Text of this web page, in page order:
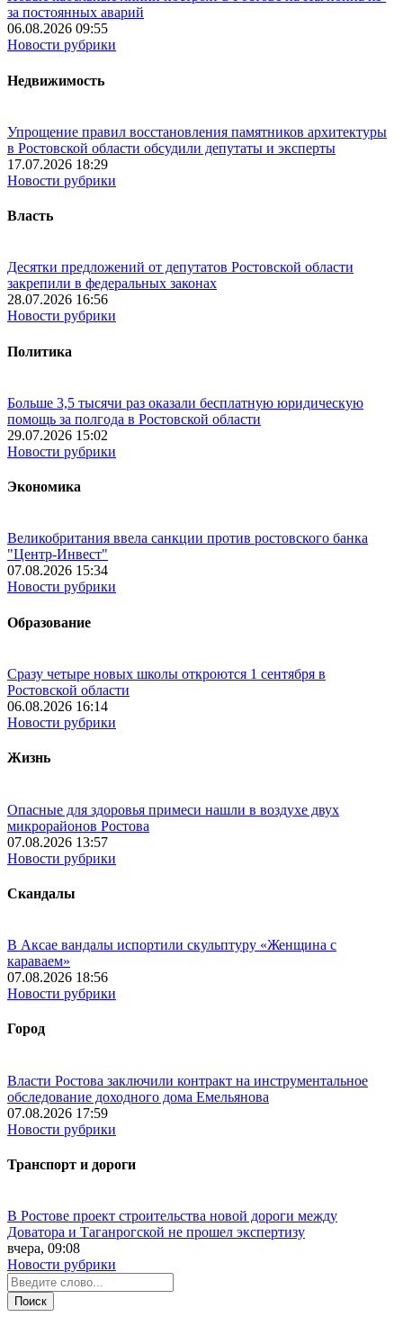
за постоянных аварий
06.08.2026 09:55
Новости рубрики
Недвижимость
Упрощение правил восстановления памятников архитектуры
в Ростовской области обсудили депутаты и эксперты
17.07.2026 18:29
Новости рубрики
Власть
Десятки предложений от депутатов Ростовской области
закрепили в федеральных законах
28.07.2026 16:56
Новости рубрики
Политика
Больше 3,5 тысячи раз оказали бесплатную юридическую
помощь за полгода в Ростовской области
29.07.2026 15:02
Новости рубрики
Экономика
Великобритания ввела санкции против ростовского банка
"Центр-Инвест"
07.08.2026 15:34
Новости рубрики
Образование
Сразу четыре новых школы откроются 1 сентября в
Ростовской области
06.08.2026 16:14
Новости рубрики
Жизнь
Опасные для здоровья примеси нашли в воздухе двух
микрорайонов Ростова
07.08.2026 13:57
Новости рубрики
Скандалы
В Аксае вандалы испортили скульптуру «Женщина с
караваем»
07.08.2026 18:56
Новости рубрики
Город
Власти Ростова заключили контракт на инструментальное
обследование доходного дома Емельянова
07.08.2026 17:59
Новости рубрики
Транспорт и дороги
В Ростове проект строительства новой дороги между
Доватора и Таганрогской не прошел экспертизу
вчера, 09:08
Новости рубрики